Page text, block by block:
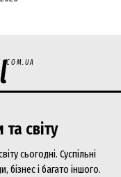
COM.UA
світу
сьогодні. Суспільні
бізнес і багато іншого.